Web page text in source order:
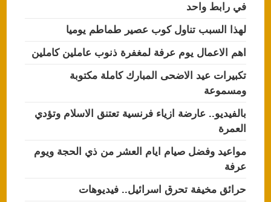
في رابط واحد
لهذا السبب تناول كوب عصير طماطم يوميا
اهم الاعمال يوم عرفة لمغفرة ذنوب عاملين كاملين
تكبيرات عيد الاضحى المبارك كاملة مكتوبة
ومسموعة
بالفيديو.. عارضة ازياء فرنسية تعتنق الاسلام وتؤدي
العمرة
مواعيد وفضل صيام ايام العشر من ذي الحجة ويوم
عرفة
حرائق مخيفة تحرق اسرائيل.. فيديوهات